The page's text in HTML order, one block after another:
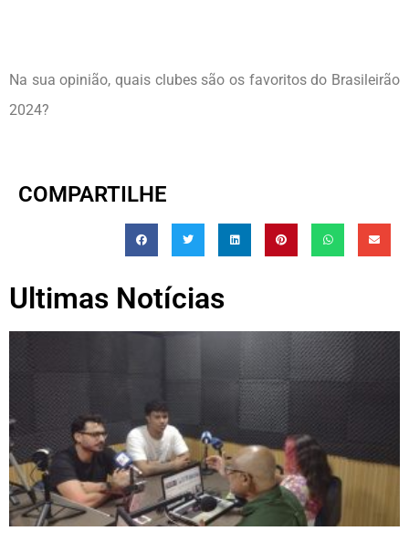
Na sua opinião, quais clubes são os favoritos do Brasileirão
2024?
COMPARTILHE
Ultimas Notícias